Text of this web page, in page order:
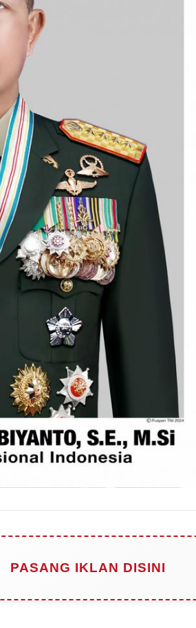
PASANG IKLAN DISINI